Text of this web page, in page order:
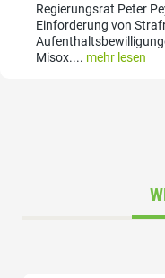
Regierungsrat Peter
Einforderung von
Misox.... mehr lesen